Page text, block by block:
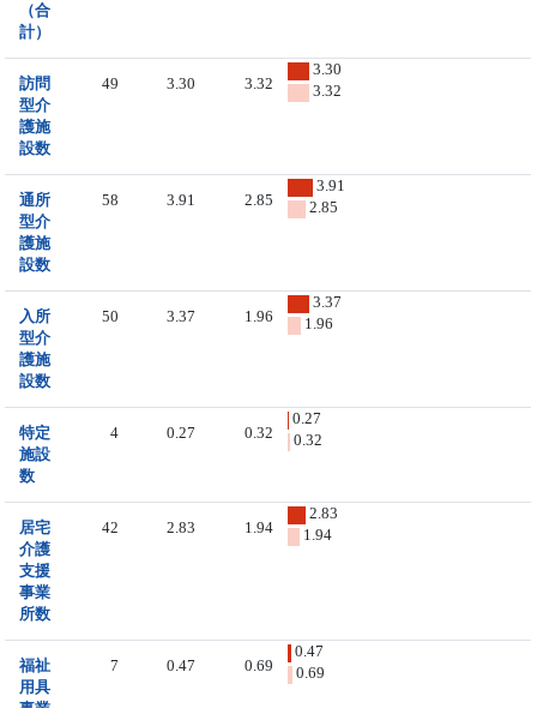
（合
計）
訪問
型介
護施
設数
49 3.30 3.32
3.30
3.32
通所
型介
護施
設数
58 3.91 2.85
3.91
2.85
入所
型介
護施
設数
50 3.37 1.96
3.37
1.96
特定
施設
数
4 0.27 0.32
0.27
0.32
居宅
介護
支援
事業
所数
42 2.83 1.94
2.83
1.94
福祉
用具
7 0.47 0.69
0.47
0.69